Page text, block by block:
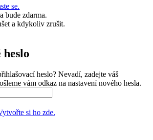
se.
bude zdarma.
a kdykoliv zrušit.
heslo
heslo? Nevadí, zadejte váš
vám odkaz na nastavení nového hesla.
si ho zde.